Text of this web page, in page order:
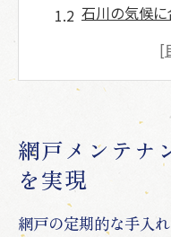
石川の気候
網戸メンテ
快適な通風
ント
自分でできる網
初心者でも簡
網戸メンテナ
を実現
網戸の定期的な手入